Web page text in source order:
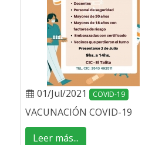
01/Jul/2021 COVID-19
VACUNACIÓN COVID-19
Leer más...